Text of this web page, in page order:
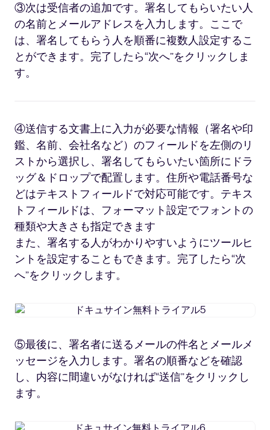
サ
イ
ン
無
料
ル
2
③次は受信者の追加です。署名してもらいたい人
の名前とメールアドレスを入力します。ここで
は、署名してもらう人を順番に複数人設定するこ
とができます。完了したら“次へ”をクリックしま
す。
④送信する文書上に入力が必要な情報（署名や印
鑑、名前、会社名など）のフィールドを左側のリ
ストから選択し、署名してもらいたい箇所にドラ
ッグ＆ドロップで配置します。住所や電話番号な
どはテキストフィールドで対応可能です。テキス
トフィールドは、フォーマット設定でフォントの
種類や大きさも指定できます
また、署名する人がわかりやすいようにツールヒ
ントを設定することもできます。完了したら“次
へ”をクリックします。
ド
サ
イ
ン
⑤最後に、署名者に送るメールの件名とメールメ
ッセージを入力します。署名の順番などを確認
し、内容に間違いがなければ“送信”をクリックし
ます。